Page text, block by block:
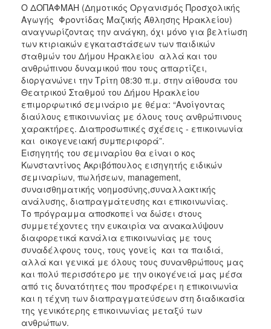
2018
2017
2016
2015
2013
2012
2011
2010
2006
ΤΟΠΟΣ
ΠΟΛΙΤΙΣΜΟΣ
ΑΝΘΕΚΤΙΚΗ
ΠΟΛΗ
Ο ΔΟΠΑΦΜΑΗ (Δημοτικός Οργανισμός Προσχολικής
Αγωγής Φροντίδας Μαζικής Άθλησης Ηρακλείου)
αναγνωρίζοντας την ανάγκη, όχι μόνο για βελτίωση
των κτιριακών εγκαταστάσεων των παιδικών
σταθμών του Δήμου Ηρακλείου αλλά και του
ανθρώπινου δυναμικού που τους απαρτίζει,
διοργανώνει την Τρίτη 08:30 π.μ. στην αίθουσα του
Θεατρικού Σταθμού του Δήμου Ηρακλείου
επιμορφωτικό σεμινάριο με θέμα: “Ανοίγοντας
διαύλους επικοινωνίας με όλους τους ανθρώπινους
χαρακτήρες. Διαπροσωπικές σχέσεις - επικοινωνία
και οικογενειακή συμπεριφορά”.
Εισηγητής του σεμιναρίου θα είναι ο κος
Κωνσταντίνος Ακριβόπουλος εισηγητής ειδικών
σεμιναρίων, πωλήσεων, management,
συναισθηματικής νοημοσύνης,συναλλακτικής
ανάλυσης, διαπραγμάτευσης και επικοινωνίας.
Το πρόγραμμα αποσκοπεί να δώσει στους
συμμετέχοντες την ευκαιρία να ανακαλύψουν
διαφορετικά κανάλια επικοινωνίας με τους
συναδέλφους τους, τους γονείς και τα παιδιά,
αλλά και γενικά με όλους τους συνανθρώπους μας
και πολύ περισσότερο με την οικογένειά μας μέσα
από τις δυνατότητες που προσφέρει η επικοινωνία
και η τέχνη των διαπραγματεύσεων στη διαδικασία
της γενικότερης επικοινωνίας μεταξύ των
ανθρώπων.